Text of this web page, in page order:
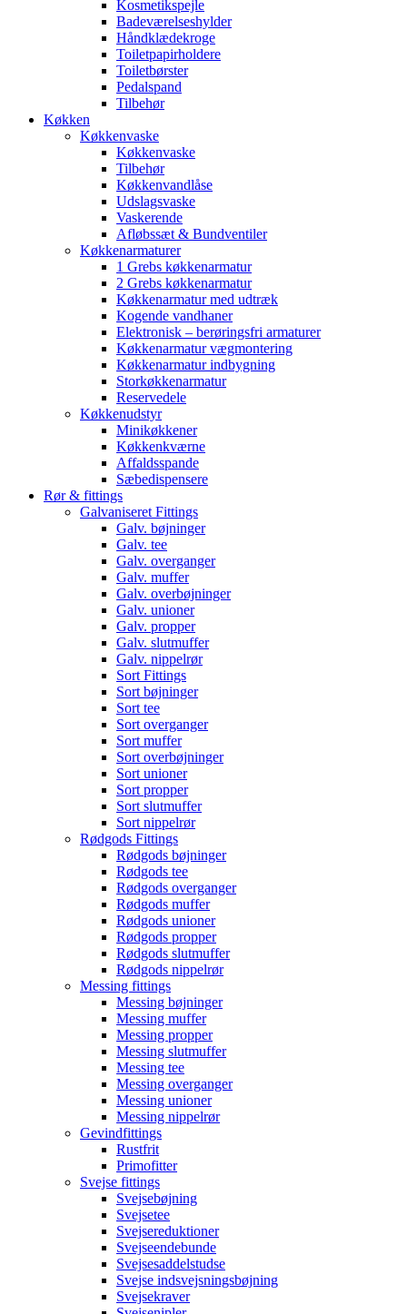
Kosmetikspejle
Badeværelseshylder
Håndklædekroge
Toiletpapirholdere
Toiletbørster
Pedalspand
Tilbehør
Køkken
Køkkenvaske
Køkkenvaske
Tilbehør
Køkkenvandlåse
Udslagsvaske
Vaskerende
Afløbssæt & Bundventiler
Køkkenarmaturer
1 Grebs køkkenarmatur
2 Grebs køkkenarmatur
Køkkenarmatur med udtræk
Kogende vandhaner
Elektronisk – berøringsfri armaturer
Køkkenarmatur vægmontering
Køkkenarmatur indbygning
Storkøkkenarmatur
Reservedele
Køkkenudstyr
Minikøkkener
Køkkenkværne
Affaldsspande
Sæbedispensere
Rør & fittings
Galvaniseret Fittings
Galv. bøjninger
Galv. tee
Galv. overganger
Galv. muffer
Galv. overbøjninger
Galv. unioner
Galv. propper
Galv. slutmuffer
Galv. nippelrør
Sort Fittings
Sort bøjninger
Sort tee
Sort overganger
Sort muffer
Sort overbøjninger
Sort unioner
Sort propper
Sort slutmuffer
Sort nippelrør
Rødgods Fittings
Rødgods bøjninger
Rødgods tee
Rødgods overganger
Rødgods muffer
Rødgods unioner
Rødgods propper
Rødgods slutmuffer
Rødgods nippelrør
Messing fittings
Messing bøjninger
Messing muffer
Messing propper
Messing slutmuffer
Messing tee
Messing overganger
Messing unioner
Messing nippelrør
Gevindfittings
Rustfrit
Primofitter
Svejse fittings
Svejsebøjning
Svejsetee
Svejsereduktioner
Svejseendebunde
Svejsesaddelstudse
Svejse indsvejsningsbøjning
Svejsekraver